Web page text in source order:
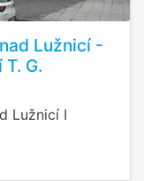
Lužnicí -
G.
Lužnicí I